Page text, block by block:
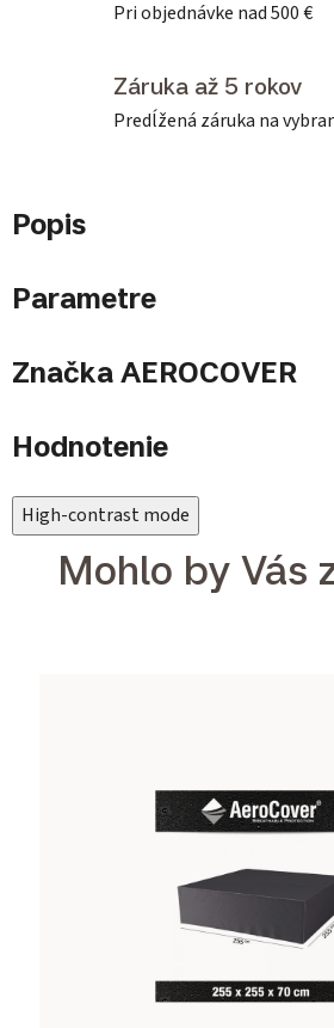
Pri objednávke nad 500 €
Záruka až 5 rokov
Predĺžená záruka na
Popis
Parametre
Značka AEROCOVER
Hodnotenie
High-contrast mode
Mohlo by Vás